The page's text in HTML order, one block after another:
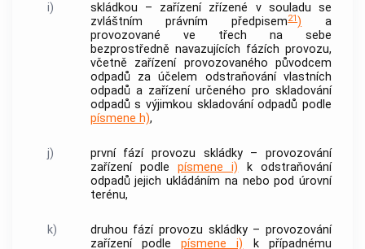
i) skládkou – zařízení zřízené v souladu se
zvláštním právním předpisem21) a
provozované ve třech na sebe
bezprostředně navazujících fázích provozu,
včetně zařízení provozovanéhopůvodcem
odpadů za účelem odstraňování vlastních
odpadů a zařízeníurčeného pro skladování
odpadů s výjimkou skladování odpadů podle
písmene h),
j) první fází provozu skládky– provozování
zařízenípodlepísmene i) k odstraňování
odpadů jejich ukládáním na nebo pod úrovní
terénu,
k) druhou fází provozu skládky– provozování
zařízenípodlepísmene i) k případnému